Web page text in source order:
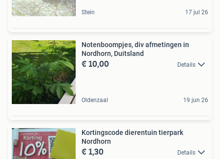
Stein 17 jul 26
Notenboompjes, div afmetingen in
Nordhorn, Duitsland
€ 10,00 Details
Oldenzaal 19 jun 26
Kortingscode dierentuin tierpark
Nordhorn
€ 1,30 Details